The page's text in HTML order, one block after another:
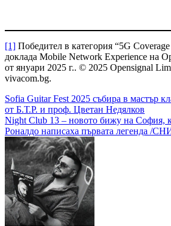
[1] Победител в категория “5G
доклада Mobile Network Experience на
от януари 2025 г.. © 2025 Opensignal
vivacom.bg.
Навигация
Sofia Guitar Fest 2025 събира в мастър
от Б.Т.Р. и проф. Цветан Недялков
Night Club 13 – новото бижу на София,
Роналдо написаха първата легенда /